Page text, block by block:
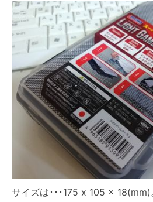
サイズは･･･175 x 105 x 18(mm)